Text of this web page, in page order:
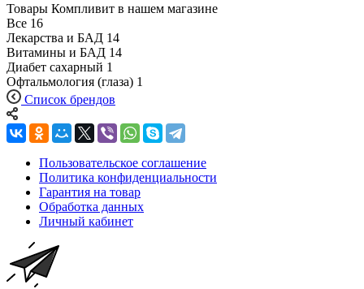
Товары Компливит в нашем магазине
Все 16
Лекарства и БАД 14
Витамины и БАД 14
Диабет сахарный 1
Офтальмология (глаза) 1
Список брендов
Пользовательское соглашение
Политика конфиденциальности
Гарантия на товар
Обработка данных
Личный кабинет